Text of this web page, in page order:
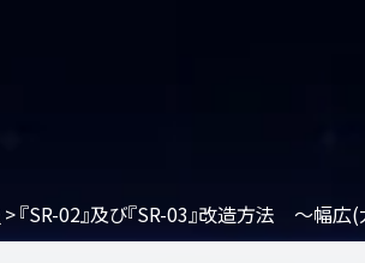
『SR-02』及び『SR-03』改造方法 ～幅広